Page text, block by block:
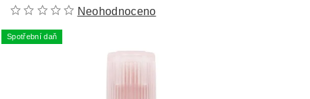
Neohodnoceno
Spotřební daň